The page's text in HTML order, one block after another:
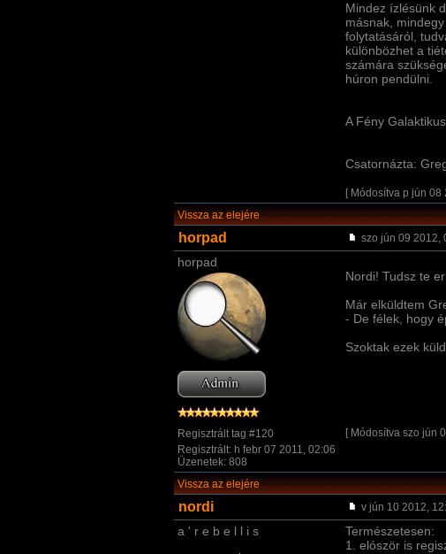
Mindez í­zlésünk
másnak,
folytatásáról,
különbözhet a
számára
húron pendülni.
A Fény
Csatornázta:
[ Módosítva p jún 08
Vissza az elejére
horpad szo jún 09 2012,
horpad
Regisztrált tag #120
Regisztrált: h febr 07 2011, 02:06
Üzenetek: 808
Nordi! Tudsz te
Már elküldtem
- De félek, hogy
Szoktak ezek
[ Módosítva szo jún
Vissza az elejére
nordi v jún 10 2012,
a ' r e b e l l i s
Természetesen:
1. elóször is